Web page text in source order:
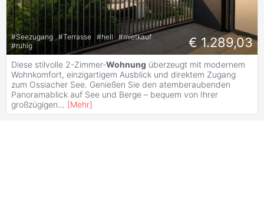
#Seezugang #Terrasse #hell #mietkauf
#ruhig € 1.289,03
Diese stilvolle 2-Zimmer-Wohnung überzeugt mit modernem
Wohnkomfort, einzigartigem Ausblick und direktem Zugang
zum Ossiacher See. Genießen Sie den atemberaubenden
Panoramablick auf See und Berge – bequem von Ihrer
großzügigen... [Mehr]